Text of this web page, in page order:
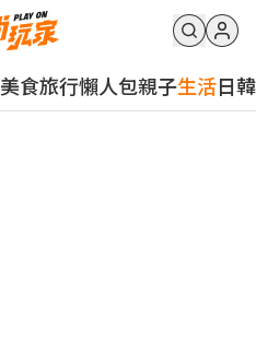
美食旅行懶人包親子生活日韓